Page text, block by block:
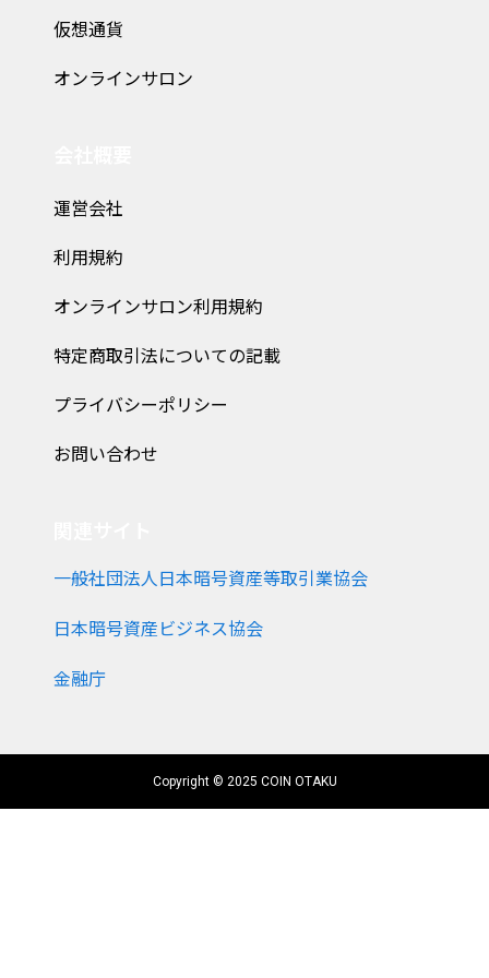
仮想通貨
オンラインサロン
運営会社
利用規約
オンラインサロン利用規約
特定商取引法についての記載
プライバシーポリシー
お問い合わせ
一般社団法人日本暗号資産等取引業協会
日本暗号資産ビジネス協会
金融庁
Copyright © 2025 COIN OTAKU